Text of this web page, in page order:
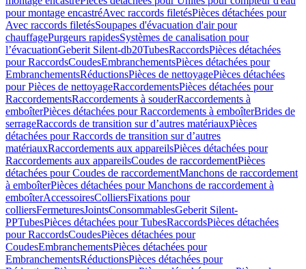
pour montage encastréAvec raccords filetésPièces détachées pour
Avec raccords filetésSoupapes d'évacuation d'air pour
chauffagePurgeurs rapidesSystèmes de canalisation pour
l’évacuationGeberit Silent-db20TubesRaccordsPièces détachées
pour RaccordsCoudesEmbranchementsPièces détachées pour
EmbranchementsRéductionsPièces de nettoyagePièces détachées
pour Pièces de nettoyageRaccordementsPièces détachées pour
RaccordementsRaccordements à souderRaccordements à
emboîterPièces détachées pour Raccordements à emboîterBrides de
serrageRaccords de transition sur d’autres matériauxPièces
détachées pour Raccords de transition sur d’autres
matériauxRaccordements aux appareilsPièces détachées pour
Raccordements aux appareilsCoudes de raccordementPièces
détachées pour Coudes de raccordementManchons de raccordement
à emboîterPièces détachées pour Manchons de raccordement à
emboîterAccessoiresColliersFixations pour
colliersFermeturesJointsConsommablesGeberit Silent-
PPTubesPièces détachées pour TubesRaccordsPièces détachées
pour RaccordsCoudesPièces détachées pour
CoudesEmbranchementsPièces détachées pour
EmbranchementsRéductionsPièces détachées pour